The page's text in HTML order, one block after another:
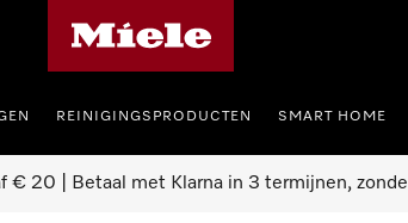
REINIGINGSPRODUCTEN SMART HOME
€ 20 | Betaal met Klarna in 3 termijnen,